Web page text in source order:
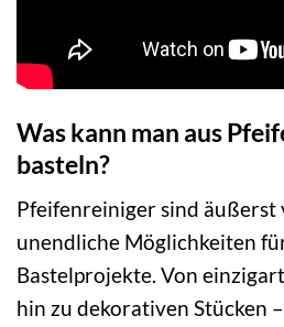
Was kann man aus
basteln?
Pfeifenreiniger sind äußerst
unendliche Möglichkeiten
Bastelprojekte. Von
hin zu dekorativen Stücken